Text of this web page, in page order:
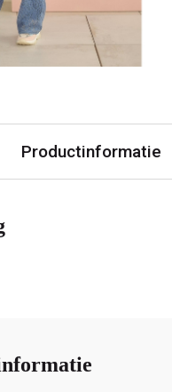
Productinformatie